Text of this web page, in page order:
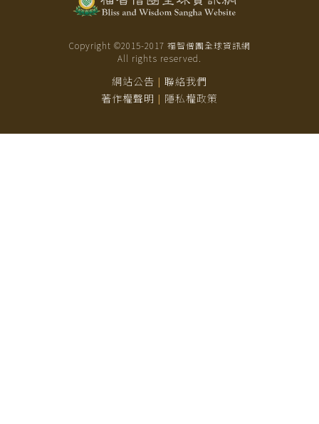
Copyright ©2015-2017 福智僧團全球資訊網
All rights reserved.
網站公告 | 聯絡我們
著作權聲明 | 隱私權政策